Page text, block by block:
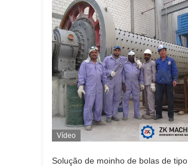
Vídeo
Solução de moinho de bolas de tipo